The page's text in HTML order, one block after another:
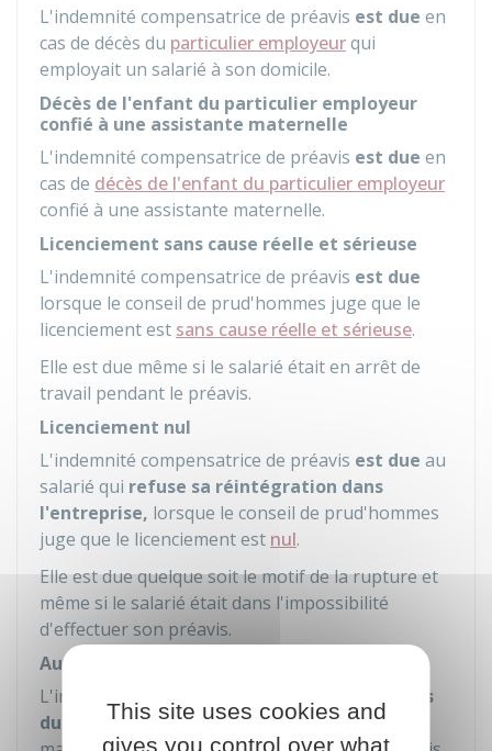
L'indemnité compensatrice de préavis est due en
cas de décès du particulier employeurqui
employait un salarié à son domicile.
Décès de l'enfant du particulier employeur
confié à une assistante maternelle
L'indemnité compensatrice de préavis est due en
cas de décès de l'enfant du particulier employeur
confié à une assistante maternelle.
Licenciement sans cause réelle et sérieuse
L'indemnité compensatrice de préavis est due
lorsque le conseil de prud'hommes juge que le
licenciement est sans cause réelle et sérieuse.
Elle est due même si le salarié était en arrêt de
travail pendant le préavis.
Licenciement nul
L'indemnité compensatrice de préavis est due au
salarié qui refuse sa réintégration dans
l'entreprise, lorsque le conseil de prud'hommes
juge que le licenciement est nul.
Elle est due quelque soit le motif de la rupture et
même si le salarié était dans l'impossibilité
d'effectuer son préavis.
Autres cas
L'indemnité compensatrice de préavis
n'est pas
due
quand le salarié est incarcéré, est en arrêt
This site uses cookies and
gives you control over what